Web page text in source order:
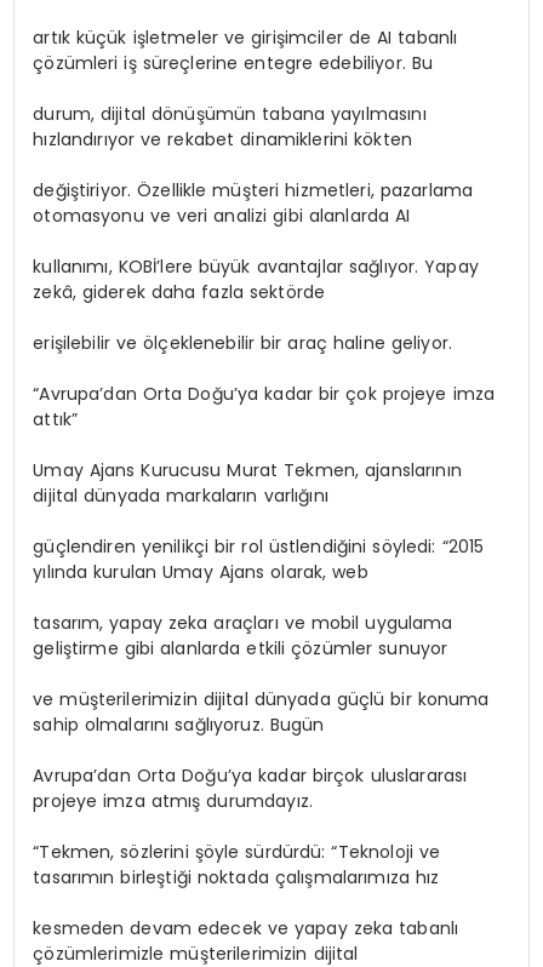
artık küçük işletmeler ve girişimciler de AI tabanlı
çözümleri iş süreçlerine entegre edebiliyor. Bu
durum, dijital dönüşümün tabana yayılmasını
hızlandırıyor ve rekabet dinamiklerini kökten
değiştiriyor. Özellikle müşteri hizmetleri, pazarlama
otomasyonu ve veri analizi gibi alanlarda AI
kullanımı, KOBİ’lere büyük avantajlar sağlıyor. Yapay
zekâ, giderek daha fazla sektörde
erişilebilir ve ölçeklenebilir bir araç haline geliyor.
“Avrupa’dan Orta Doğu’ya kadar bir çok projeye imza
attık”
Umay Ajans Kurucusu Murat Tekmen, ajanslarının
dijital dünyada markaların varlığını
güçlendiren yenilikçi bir rol üstlendiğini söyledi: “2015
yılında kurulan Umay Ajans olarak, web
tasarım, yapay zeka araçları ve mobil uygulama
geliştirme gibi alanlarda etkili çözümler sunuyor
ve müşterilerimizin dijital dünyada güçlü bir konuma
sahip olmalarını sağlıyoruz. Bugün
Avrupa’dan Orta Doğu’ya kadar birçok uluslararası
projeye imza atmış durumdayız.
“Tekmen, sözlerini şöyle sürdürdü: “Teknoloji ve
tasarımın birleştiği noktada çalışmalarımıza hız
kesmeden devam edecek ve yapay zeka tabanlı
çözümlerimizle müşterilerimizin dijital